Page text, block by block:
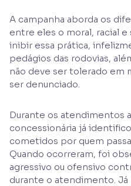
A campanha aborda os
entre eles o moral, racial
inibir essa prática,
pedágios das rodovias,
não deve ser tolerado em
ser denunciado.
Durante os atendimentos
concessionária já
cometidos por quem
Quando ocorreram, foi
agressivo ou ofensivo
durante o atendimento. Já